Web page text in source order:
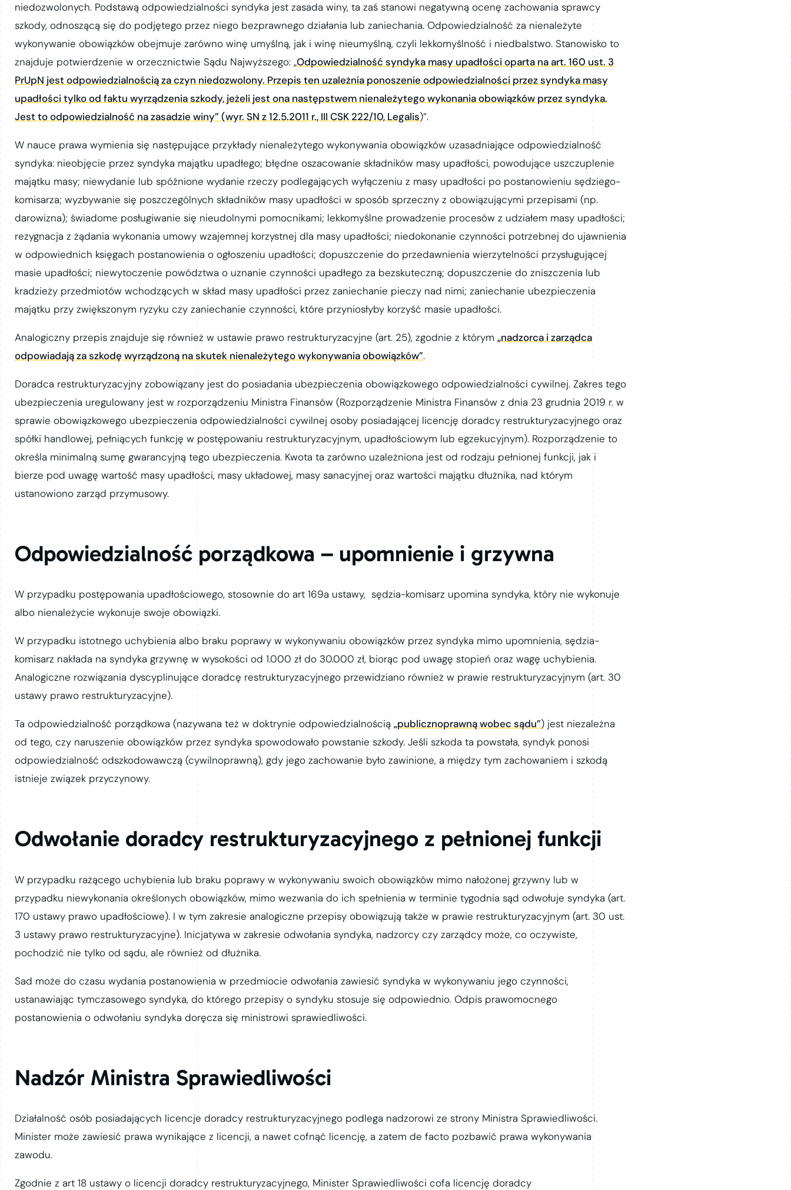
niedozwolonych. Podstawą odpowiedzialności syndyka jest zasada winy, ta zaś stanowi negatywną ocenę zachowania sprawcy
szkody, odnoszącą się do podjętego przez niego bezprawnego działania lub zaniechania. Odpowiedzialność za nienależyte
wykonywanie obowiązków obejmuje zarówno winę umyślną, jak i winę nieumyślną, czyli lekkomyślność i niedbalstwo. Stanowisko to
znajduje potwierdzenie w orzecznictwie Sądu Najwyższego: „Odpowiedzialność syndyka masy upadłości oparta na art. 160 ust. 3
PrUpN jest odpowiedzialnością za czyn niedozwolony. Przepis ten uzależnia ponoszenie odpowiedzialności przez syndyka masy
upadłości tylko od faktu wyrządzenia szkody, jeżeli jest ona następstwem nienależytego wykonania obowiązków przez syndyka.
Jest to odpowiedzialność na zasadzie winy” (wyr. SN z 12.5.2011 r., III CSK 222/10, Legalis)”.
W nauce prawa wymienia się następujące przykłady nienależytego wykonywania obowiązków uzasadniające odpowiedzialność
syndyka: nieobjęcie przez syndyka majątku upadłego; błędne oszacowanie składników masy upadłości, powodujące uszczuplenie
majątku masy; niewydanie lub spóźnione wydanie rzeczy podlegających wyłączeniu z masy upadłości po postanowieniu sędziego-
komisarza; wyzbywanie się poszczególnych składników masy upadłości w sposób sprzeczny z obowiązującymi przepisami (np.
darowizna); świadome posługiwanie się nieudolnymi pomocnikami; lekkomyślne prowadzenie procesów z udziałem masy upadłości;
rezygnacja z żądania wykonania umowy wzajemnej korzystnej dla masy upadłości; niedokonanie czynności potrzebnej do ujawnienia
w odpowiednich księgach postanowienia o ogłoszeniu upadłości; dopuszczenie do przedawnienia wierzytelności przysługującej
masie upadłości; niewytoczenie powództwa o uznanie czynności upadłego za bezskuteczną; dopuszczenie do zniszczenia lub
kradzieży przedmiotów wchodzących w skład masy upadłości przez zaniechanie pieczy nad nimi; zaniechanie ubezpieczenia
majątku przy zwiększonym ryzyku czy zaniechanie czynności, które przyniosłyby korzyść masie upadłości.
Analogiczny przepis znajduje się również w ustawie prawo restrukturyzacyjne (art. 25), zgodnie z którym „nadzorca i zarządca
odpowiadają za szkodę wyrządzoną na skutek nienależytego wykonywania obowiązków”.
Doradca restrukturyzacyjny zobowiązany jest do posiadania ubezpieczenia obowiązkowego odpowiedzialności cywilnej. Zakres tego
ubezpieczenia uregulowany jest w rozporządzeniu Ministra Finansów (Rozporządzenie Ministra Finansów z dnia 23 grudnia 2019 r. w
sprawie obowiązkowego ubezpieczenia odpowiedzialności cywilnej osoby posiadającej licencję doradcy restrukturyzacyjnego oraz
spółki handlowej, pełniących funkcję w postępowaniu restrukturyzacyjnym, upadłościowym lub egzekucyjnym). Rozporządzenie to
określa minimalną sumę gwarancyjną tego ubezpieczenia. Kwota ta zarówno uzależniona jest od rodzaju pełnionej funkcji, jak i
bierze pod uwagę wartość masy upadłości, masy układowej, masy sanacyjnej oraz wartości majątku dłużnika, nad którym
ustanowiono zarząd przymusowy.
Odpowiedzialność porządkowa – upomnienie i grzywna
W przypadku postępowania upadłościowego, stosownie do art 169a ustawy, sędzia-komisarz upomina syndyka, który nie wykonuje
albo nienależycie wykonuje swoje obowiązki.
W przypadku istotnego uchybienia albo braku poprawy w wykonywaniu obowiązków przez syndyka mimo upomnienia, sędzia-
komisarz nakłada na syndyka grzywnę w wysokości od 1.000 zł do 30.000 zł, biorąc pod uwagę stopień oraz wagę uchybienia.
Analogiczne rozwiązania dyscyplinujące doradcę restrukturyzacyjnego przewidziano również w prawie restrukturyzacyjnym (art. 30
ustawy prawo restrukturyzacyjne).
Ta odpowiedzialność porządkowa (nazywana też w doktrynie odpowiedzialnością „publicznoprawną wobec sądu”) jest niezależna
od tego, czy naruszenie obowiązków przez syndyka spowodowało powstanie szkody. Jeśli szkoda ta powstała, syndyk ponosi
odpowiedzialność odszkodowawczą (cywilnoprawną), gdy jego zachowanie było zawinione, a między tym zachowaniem i szkodą
istnieje związek przyczynowy.
Odwołanie doradcy restrukturyzacyjnego z pełnionej funkcji
W przypadku rażącego uchybienia lub braku poprawy w wykonywaniu swoich obowiązków mimo nałożonej grzywny lub w
przypadku niewykonania określonych obowiązków, mimo wezwania do ich spełnienia w terminie tygodnia sąd odwołuje syndyka (art.
170 ustawy prawo upadłościowe). I w tym zakresie analogiczne przepisy obowiązują także w prawie restrukturyzacyjnym (art. 30 ust.
3 ustawy prawo restrukturyzacyjne). Inicjatywa w zakresie odwołania syndyka, nadzorcy czy zarządcy może, co oczywiste,
pochodzić nie tylko od sądu, ale również od dłużnika.
Sad może do czasu wydania postanowienia w przedmiocie odwołania zawiesić syndyka w wykonywaniu jego czynności,
ustanawiając tymczasowego syndyka, do którego przepisy o syndyku stosuje się odpowiednio. Odpis prawomocnego
postanowienia o odwołaniu syndyka doręcza się ministrowi sprawiedliwości.
Nadzór Ministra Sprawiedliwości
Działalność osób posiadających licencje doradcy restrukturyzacyjnego podlega nadzorowi ze strony Ministra Sprawiedliwości.
Minister może zawiesić prawa wynikające z licencji, a nawet cofnąć licencję, a zatem de facto pozbawić prawa wykonywania
zawodu.
Zgodnie z art 18 ustawy o licencji doradcy restrukturyzacyjnego, Minister Sprawiedliwości cofa licencję doradcy